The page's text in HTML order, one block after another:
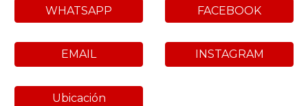
WHATSAPP
EMAIL
Ubicación
FACEBOOK
INSTAGRAM